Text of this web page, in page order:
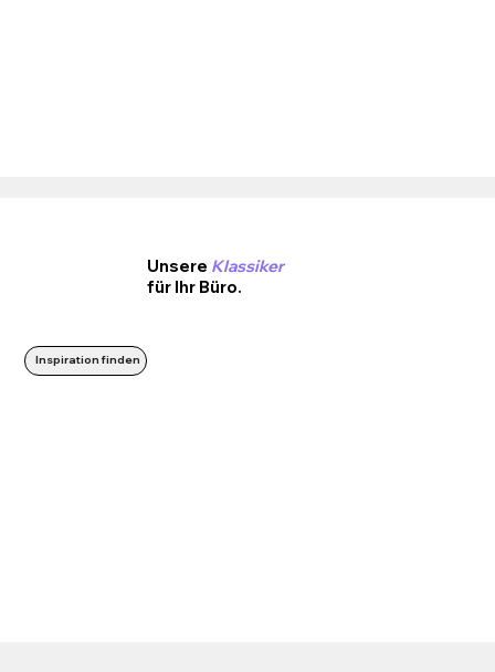
Unsere Klassiker
für Ihr Büro.
Inspiration finden